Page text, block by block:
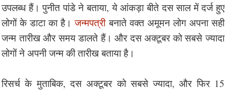
उपलब्ध हैं। पुनीत पांडे ने बताया, ये आंकड़ा बीते दस साल में दर्ज हुए
लोगों के डाटा का है।जन्मपत्रीबनाते वक्त अमूमन लोग अपना सही
जन्म तारीख और समय डालते हैं। और दस अक्टूबर को सबसे ज्यादा
लोगों ने अपनी जन्म की तारीख बताया है।
रिसर्च के मुताबिक, दस अक्टूबर को सबसे ज्यादा, और फिर 15